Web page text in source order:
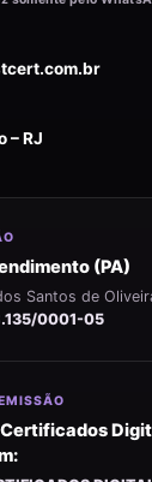
– RJ
(PA)
Santos de
0001-05